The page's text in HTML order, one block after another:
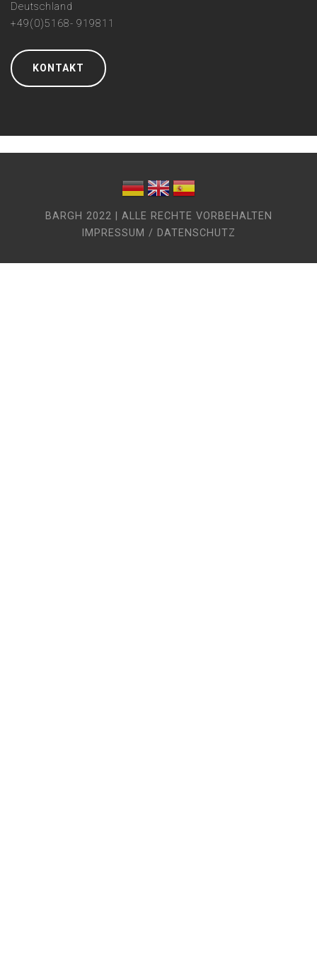
Deutschland
+49(0)5168- 919811
KONTAKT
BARGH 2022 | ALLE RECHTE VORBEHALTEN
IMPRESSUM / DATENSCHUTZ